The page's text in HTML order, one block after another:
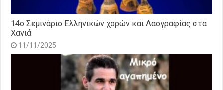
14o Σεμινάριο Ελληνικών χορών και Λαογραφίας στα
Χανιά
11/11/2025